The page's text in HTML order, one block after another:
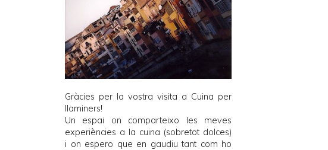
Gràcies per la vostra visita a Cuina per
llaminers!
Un espai on comparteixo les meves
experiències a la cuina (sobretot dolces)
i on espero que en gaudiu tant com ho